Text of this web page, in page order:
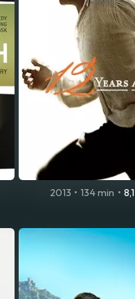
2013 • 134 min • 8,1